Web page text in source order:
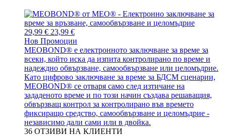
29,99 € 23,99 €
Нов Промоции
MEOBOND® е електронното заключване за време за
всеки, който иска да изпита контролирано по време и
надеждно обвързване, самообвързване или целомъдрие.
Като цифрово заключване за време за БДСМ сценарии,
MEOBOND® се отваря само след изтичане на
зададеното време и по този начин създава решаващия,
обвързващ контрол за контролирано във времето
фиксиращо средство, самообвързване и целомъдрие -
независимо дали сами или в двойка.
36 ОТЗИВИ НА КЛИЕНТИ